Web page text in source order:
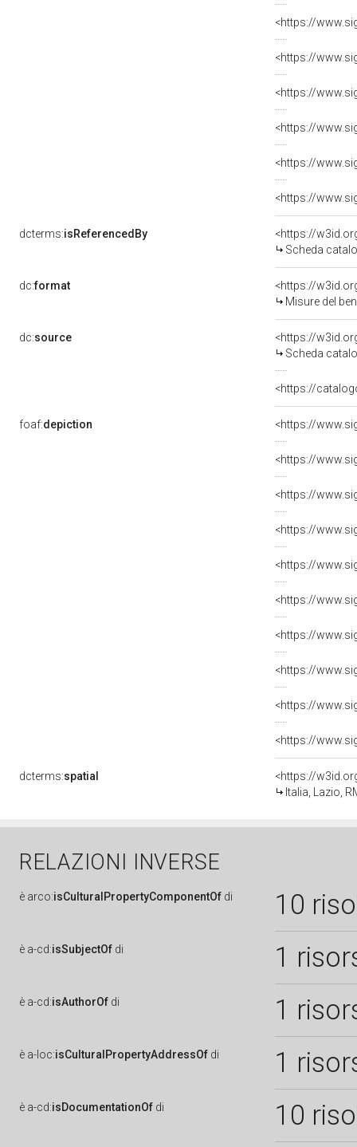
dcterms:isReferencedBy
<https://
Scheda
dc:format
<https://
Misure del
dc:source
<https://
Scheda
<https://
foaf:depiction
dcterms:spatial
<https://
Italia, Lazio,
RELAZIONI INVERSE
è arco:isCulturalPropertyComponentOf di 10
è a-cd:isSubjectOf di 1
è a-cd:isAuthorOf di 1
è a-loc:isCulturalPropertyAddressOf di 1
è a-cd:isDocumentationOf di 10